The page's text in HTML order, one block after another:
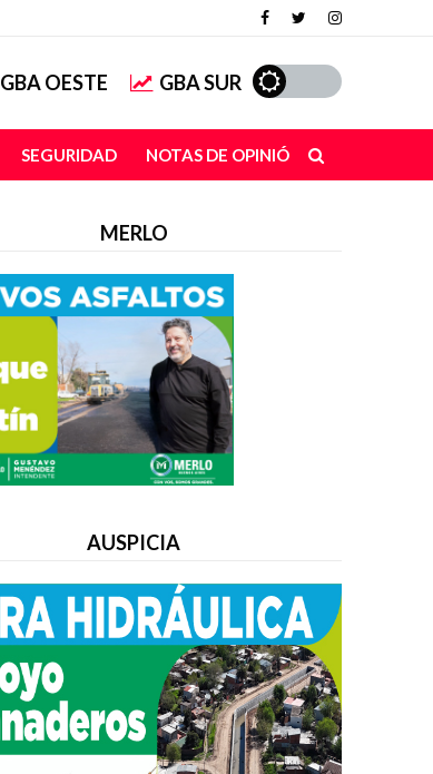
GBA OESTE GBA SUR
SEGURIDAD NOTAS DE OPINIÓN
MERLO
AUSPICIA